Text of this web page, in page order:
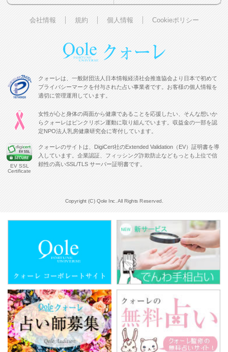
会社情報 規約 個人情報 Cookieポリシー
クォーレは、一般財団法人日本情報経済社会推進協会より日本で初めて
プライバシーマークを付与された占い事業者です。お客様の個人情報を
適切に管理運用しています。
女性が心と身体の両面から健康であることを応援したい、そんな想いか
らクォーレはピンクリボン運動に取り組んでいます。収益金の一部を認
定NPO法人乳房健康研究会に寄付しています。
EV SSL
Certificate
クォーレのサイトは、DigiCert社のExtended Validation（EV）証明書を導
入しています。企業認証、フィッシング詐欺防止などもっとも上位で信
頼性の高いSSL/TLS サーバー証明書です。
Copyright (C) Qole Inc. All Rights Reserved.